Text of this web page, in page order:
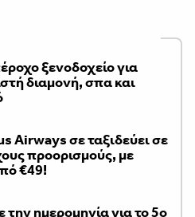
ξενοδοχείο για
διαμονή, σπα και
Airways σε ταξιδεύει σε
προορισμούς, με
€49!
ημερομηνία για το 5ο